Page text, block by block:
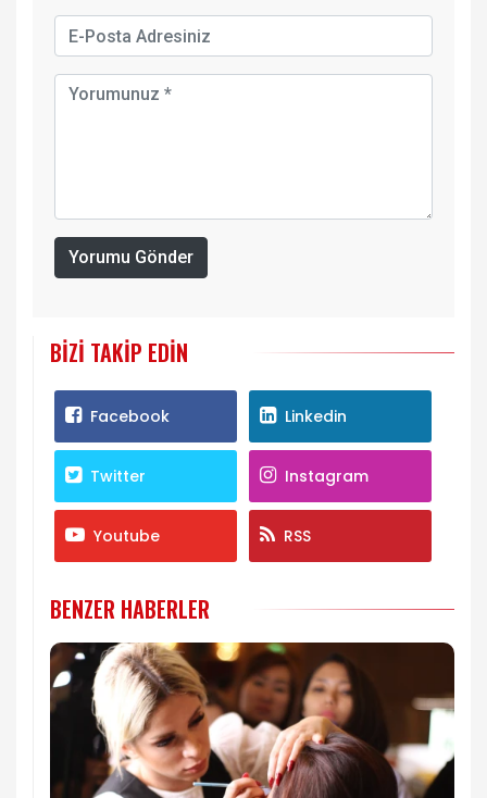
Yorumu Gönder
BIZI TAKIP EDIN
Facebook Linkedin
Twitter Instagram
Youtube RSS
BENZER HABERLER